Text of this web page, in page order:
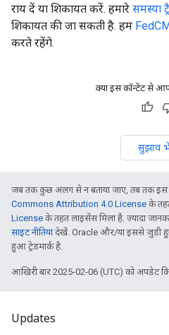
राय दें या शिकायत करें. हमारे समस्या
शिकायत की जा सकती है. हम
करते रहेंगे.
क्या इस कॉन्टेंट से
सुझाव
जब तक कुछ अलग से न बताया जाए, तब तक इस
Commons Attribution 4.0 License के
License के तहत लाइसेंस मिला है. ज़्यादा
साइट नीतियांदेखें. Oracle और/या इससे जुड़ी हुई
हुआ ट्रेडमार्क है.
आखिरी बार 2025-02-06 (UTC) को अपडेट
Updates